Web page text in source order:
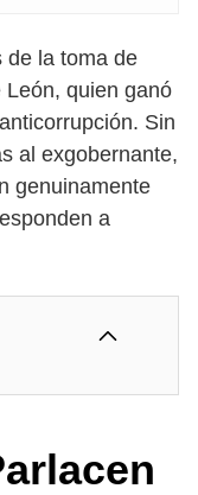
de la toma de
León, quien ganó
Sin
al exgobernante,
genuinamente
a